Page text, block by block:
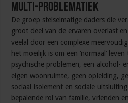
Multi-problematiek
De groep stelselmatige daders die
groot deel van de ervaren overlast
veelal door een complexe
het moeilijk is om een ‘normaal’
psychische problemen, een alcohol-
eigen woonruimte, geen opleiding,
sociaal isolement en sociale
bepalende rol van familie, vrienden